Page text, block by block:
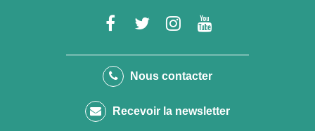
Lien
le
Facebook
Lien
le
Twitter
Lien
le
Instagram
Youtube
Nous contacter
Recevoir la newsletter